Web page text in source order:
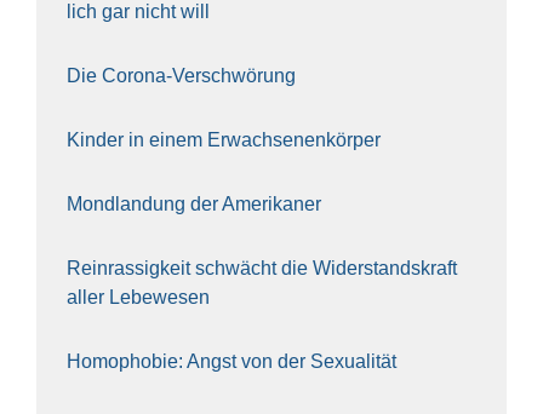
lich gar nicht will
Die Coro­na-Ver­schwö­rung
Kin­der in einem Erwach­se­nen­kör­per
Mond­lan­dung der Ame­ri­ka­ner
Rein­ras­sig­keit schwächt die Wider­stands­kraft
aller Lebe­we­sen
Homo­pho­bie: Angst von der Sexua­li­tät